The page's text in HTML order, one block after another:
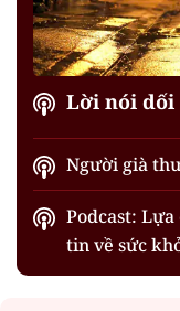
Lời nói dối
Người già
Podcast:
tin về sức